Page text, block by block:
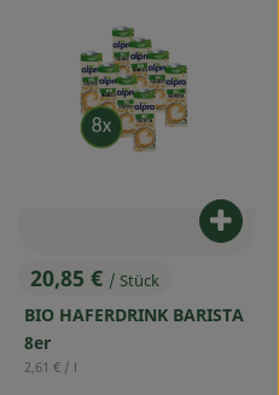
zum Warenkorb
, Preis:
20,85 € / Stück
BIO HAFERDRINK BARISTA
8er
, Referenzpreis:
2,61 € / l